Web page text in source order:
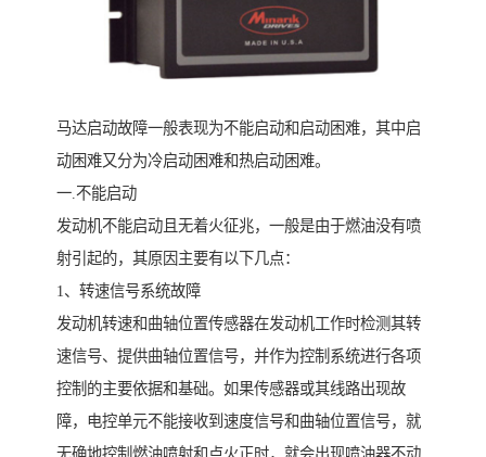
马达启动故障一般表现为不能启动和启动困难，其中启
动困难又分为冷启动困难和热启动困难。
一.不能启动
发动机不能启动且无着火征兆，一般是由于燃油没有喷
射引起的，其原因主要有以下几点：
1、转速信号系统故障
发动机转速和曲轴位置传感器在发动机工作时检测其转
速信号、提供曲轴位置信号，并作为控制系统进行各项
控制的主要依据和基础。如果传感器或其线路出现故
障，电控单元不能接收到速度信号和曲轴位置信号，就